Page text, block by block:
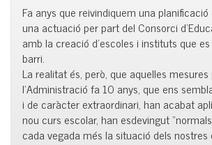
Fa anys que reivindiquem una
una actuació per part del Consorci
amb la creació d’escoles i instituts que
barri.
La realitat és, però, que aquelles
l’Administració fa 10 anys, que ens
i de caràcter extraordinari, han acabat
nou curs escolar, han esdevingut
cada vegada més la situació dels nostres